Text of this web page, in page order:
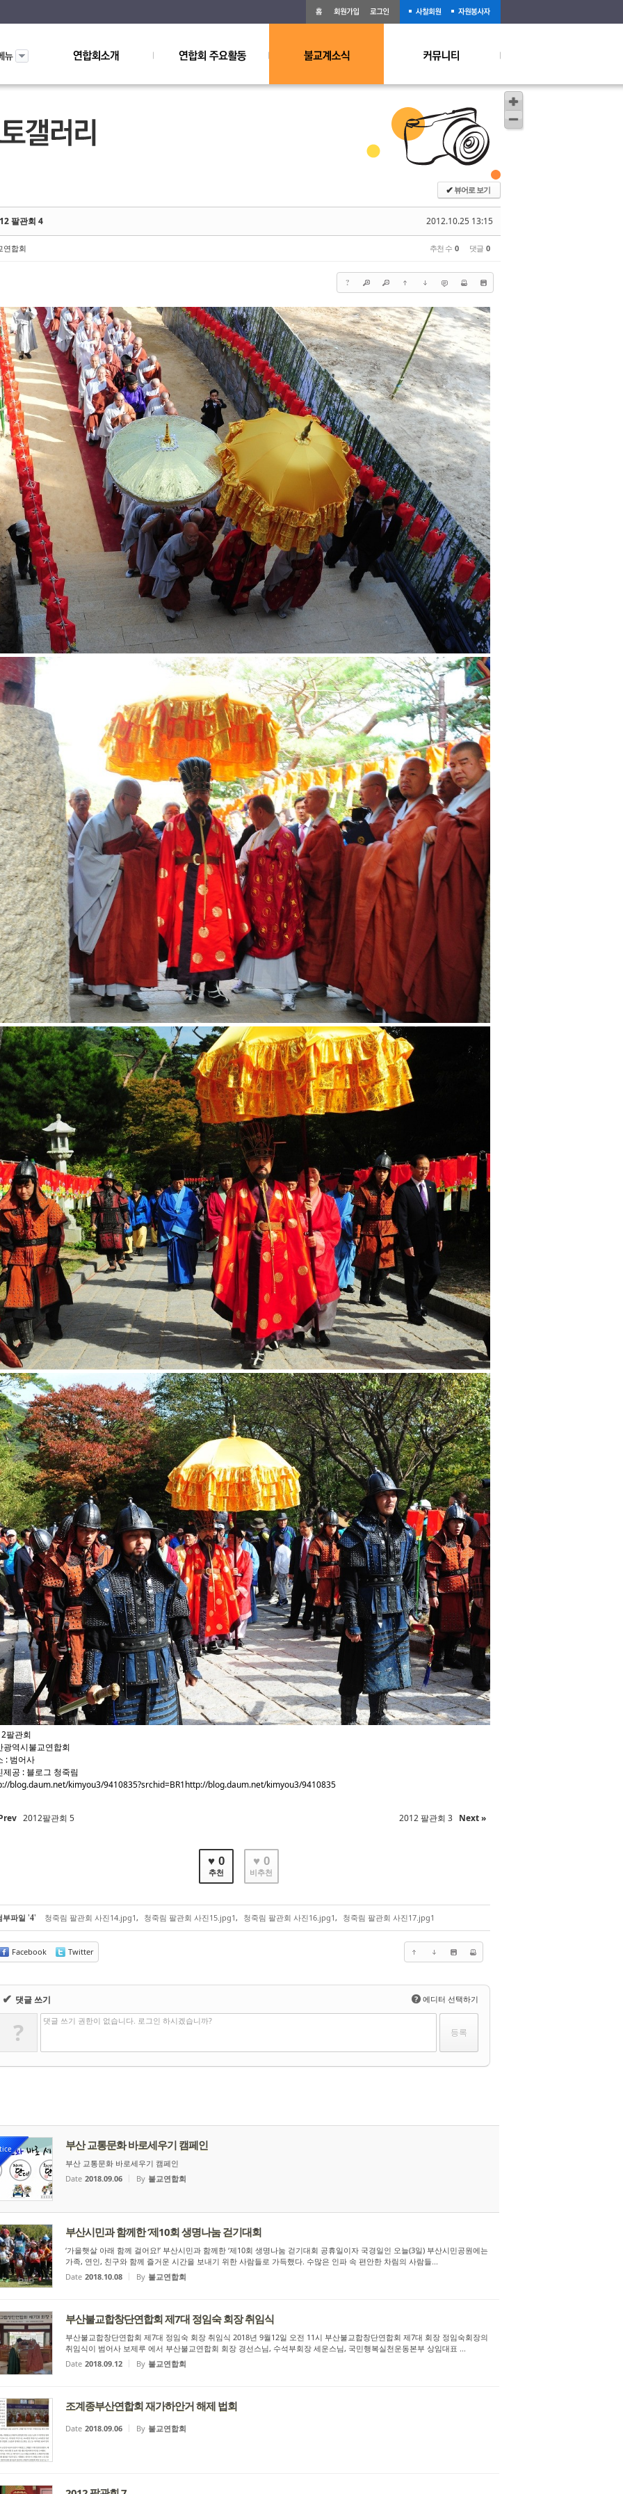
✔뷰어로 보기
2012.10.25 13:15
팔관회 4
연합회 추천 수 0 댓글 0
?
팔관회
광역시불교연합회
: 범어사
제공 : 블로그 청죽림
blog.daum.net/kimyou3/9410835?srchid=BR1http://blog.daum.net/kimyou3/9410835
2012팔관회 5 2012 팔관회 3 Next »
♥ 0
추천
♥ 0
비추천
부파일 '4' 청죽림 팔관회 사진14.jpg1 , 청죽림 팔관회 사진15.jpg1 , 청죽림 팔관회 사진16.jpg1 , 청죽림 팔관회 사진17.jpg1
Facebook Twitter
✔ 댓글 쓰기 ? 에디터 선택하기
? 댓글 쓰기 권한이 없습니다. 로그인 하시겠습니까?
부산 교통문화 바로세우기 캠페인
부산 교통문화 바로세우기 캠페인
Date 2018.09.06 By 불교연합회
부산시민과 함께한 ‘제10회 생명나눔 걷기대회
‘가을햇살 아래 함께 걸어요!’ 부산시민과 함께한 ‘제10회 생명나눔 걷기대회 공휴일이자 국경일인 오늘(3일) 부산시민공원에는
가족, 연인, 친구와 함께 즐거운 시간을 보내기 위한 사람들로 가득했다. 수많은 인파 속 편안한 차림의 사람들...
Date 2018.10.08 By 불교연합회
부산불교합창단연합회 제7대 정임숙 회장 취임식
부산불교합창단연합회 제7대 정임숙 회장 취임식 2018년 9월12일 오전 11시 부산불교합창단연합회 제7대 회장 정임숙회장의
취임식이 범어사 보제루 에서 부산불교연합회 회장 경선스님, 수석부회장 세운스님, 국민행복실천운동본부 상임대표 ...
Date 2018.09.12 By 불교연합회
조계종부산연합회 재가하안거 해제 법회
Date 2018.09.06 By 불교연합회
스케치북5
스케치북5
스케치북5
스케치북5